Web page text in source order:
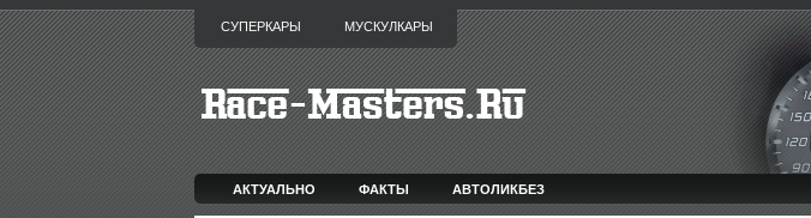
СУПЕРКАРЫ МУСКУЛКАРЫ
АКТУАЛЬНО ФАКТЫ АВТОЛИКБЕЗ